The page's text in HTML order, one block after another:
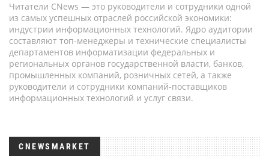
Читатели CNews — это руководители и сотрудники одной
из самых успешных отраслей российской экономики:
индустрии информационных технологий. Ядро аудитории
составляют топ-менеджеры и технические специалисты
департаментов информатизации федеральных и
региональных органов государственной власти, банков,
промышленных компаний, розничных сетей, а также
руководители и сотрудники компаний-поставщиков
информационных технологий и услуг связи.
CNEWSMARKET